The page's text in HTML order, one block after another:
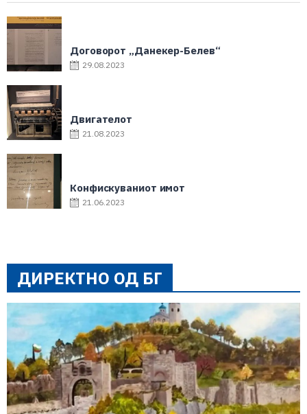
Договорот „Данекер-Белев“
29.08.2023
Двигателот
21.08.2023
Конфискуваниот имот
21.06.2023
ДИРЕКТНО ОД БГ